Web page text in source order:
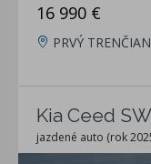
16 990 €
PRVÝ
Kia Ceed
jazdené auto (rok